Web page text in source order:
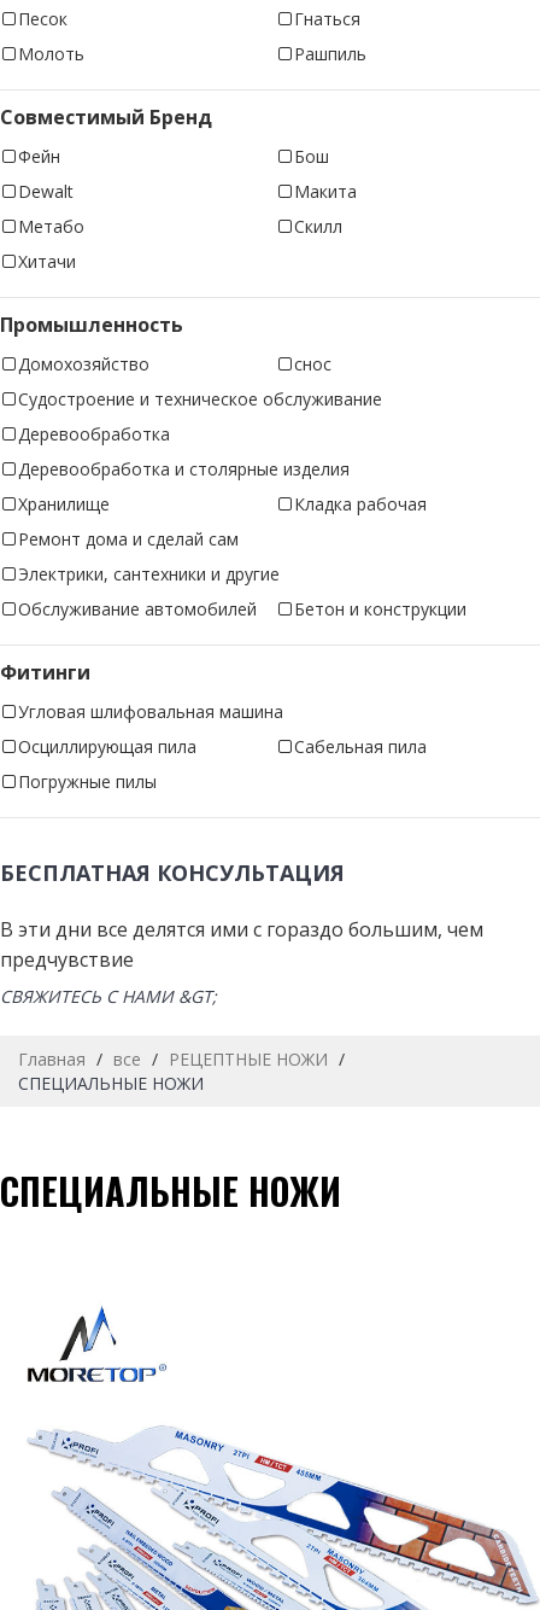
Песок
Гнаться
Молоть
Рашпиль
Совместимый Бренд
Фейн
Бош
Dewalt
Макита
Метабо
Скилл
Хитачи
Промышленность
Домохозяйство
снос
Судостроение и техническое обслуживание
Деревообработка
Деревообработка и столярные изделия
Хранилище
Кладка рабочая
Ремонт дома и сделай сам
Электрики, сантехники и другие
Обслуживание автомобилей
Бетон и конструкции
Фитинги
Угловая шлифовальная машина
Осциллирующая пила
Сабельная пила
Погружные пилы
БЕСПЛАТНАЯ КОНСУЛЬТАЦИЯ
В эти дни все делятся ими с гораздо большим, чем
предчувствие
СВЯЖИТЕСЬ С НАМИ &GT;
Главная / все / РЕЦЕПТНЫЕ НОЖИ /
СПЕЦИАЛЬНЫЕ НОЖИ
СПЕЦИАЛЬНЫЕ НОЖИ